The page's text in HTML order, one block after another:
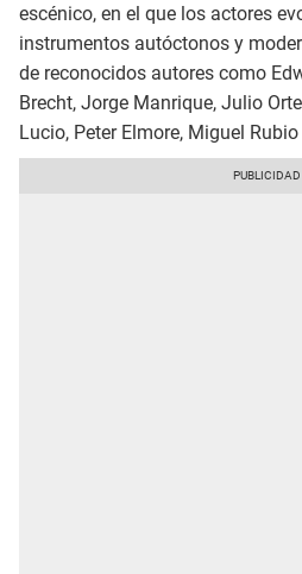
escénico, en el que los actores
instrumentos autóctonos y
de reconocidos autores como
Brecht, Jorge Manrique, Julio
Lucio, Peter Elmore, Miguel